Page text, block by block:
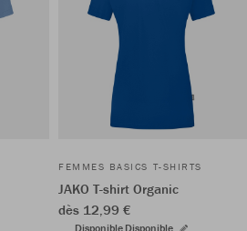
FEMMES BASICS T-SHIRTS
JAKO T-shirt Organic
dès 12,99 €
Disponible Disponible